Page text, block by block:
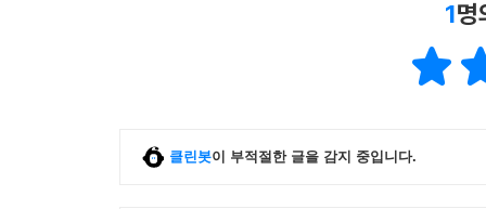
목소리를 찾아내는 작업이기도 하다. 또한 동일
결코 구체적인 맥락을 무시하는 보편주의로의 환
줄타기의 긴장감을 함께 즐기도록 이끈다.
1명
클린봇이 부적절한 글을 감지 중입니다.